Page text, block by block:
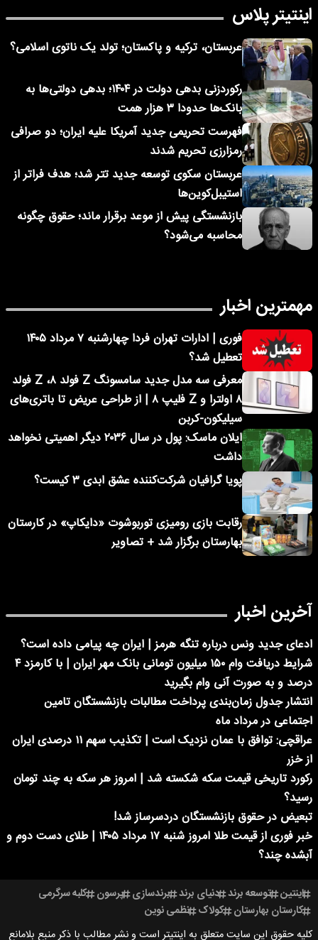
اینتیتر پلاس
عربستان، ترکیه و پاکستان؛ تولد یک ناتوی اسلامی؟
رکوردزنی بدهی دولت در ۱۴۰۴؛ بدهی دولتی‌ها به
بانک‌ها حدودا ۳ هزار همت
فهرست تحریمی جدید آمریکا علیه ایران؛ دو صرافی
رمزارزی تحریم شدند
عربستان سکوی توسعه جدید تتر شد؛ هدف فراتر از
استیبل‌کوین‌ها
بازنشستگی پیش از موعد برقرار ماند؛ حقوق چگونه
محاسبه می‌شود؟
مهمترین اخبار
فوری | ادارات تهران فردا چهارشنبه ۷ مرداد ۱۴۰۵
تعطیل شد؟
معرفی سه مدل جدید سامسونگ Z فولد ۸، Z فولد
۸ اولترا و Z فلیپ ۸ | از طراحی عریض تا باتری‌های
سیلیکون-کربن
ایلان ماسک: پول در سال ۲۰۳۶ دیگر اهمیتی نخواهد
داشت
پویا گرافیان شرکت‌کننده عشق ابدی ۳ کیست؟
رقابت بازی رومیزی توربوشوت «دایکاپ» در کارستان
بهارستان برگزار شد + تصاویر
آخرین اخبار
ادعای جدید ونس درباره تنگه هرمز | ایران چه پیامی داده است؟
شرایط دریافت وام ۱۵۰ میلیون تومانی بانک مهر ایران | با کارمزد ۴
درصد و به صورت آنی وام بگیرید
انتشار جدول زمان‌بندی پرداخت مطالبات بازنشستگان تامین
اجتماعی در مرداد ماه
عراقچی: توافق با عمان نزدیک است | تکذیب سهم ۱۱ درصدی ایران
از خزر
رکورد تاریخی قیمت سکه شکسته شد | امروز هر سکه به چند تومان
رسید؟
تبعیض در حقوق بازنشستگان دردسرساز شد!
خبر فوری از قیمت طلا امروز شنبه ۱۷ مرداد ۱۴۰۵ | طلای دست دوم و
آبشده چند؟
اینتین توسعه برند دنیای برند برندسازی پرسون کلبه سرگرمی
کارستان بهارستان کولاک نظمی نوین
کلیه حقوق این سایت متعلق به اینتیتر است و نشر مطالب با ذکر منبع بلامانع